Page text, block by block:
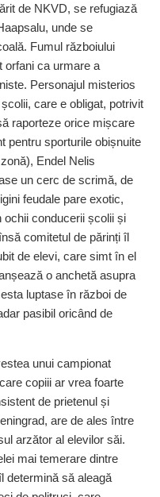
de NKVD, se refugiază
unde se
Fumul războiului
orfani ca urmare a
Personajul misterios
care e obligat, potrivit
raporteze orice mișcare
pentru sporturile obișnuite
Endel Nelis
un cerc de scrimă, de
feudale pare exotic,
conducerii școlii și
comitetul de părinți îl
de elevi, care simt în el
o anchetă asupra
luptase în război de
pasibil oricând de
unui campionat
copiii ar vrea foarte
de prietenul și
are de ales între
arzător al elevilor săi.
mai temerare dintre
determină să aleagă